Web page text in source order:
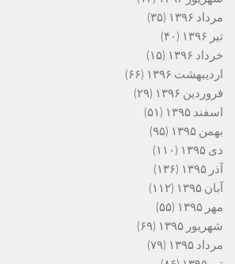
مرداد ۱۳۹۶
(۳۵)
تیر ۱۳۹۶
(۴۰)
خرداد ۱۳۹۶
(۱۵)
اردیبهشت ۱۳۹۶
(۶۶)
فروردین ۱۳۹۶
(۲۹)
اسفند ۱۳۹۵
(۵۱)
بهمن ۱۳۹۵
(۹۵)
دی ۱۳۹۵
(۱۱۰)
آذر ۱۳۹۵
(۱۳۶)
آبان ۱۳۹۵
(۱۱۲)
مهر ۱۳۹۵
(۵۵)
شهریور ۱۳۹۵
(۶۹)
مرداد ۱۳۹۵
(۷۹)